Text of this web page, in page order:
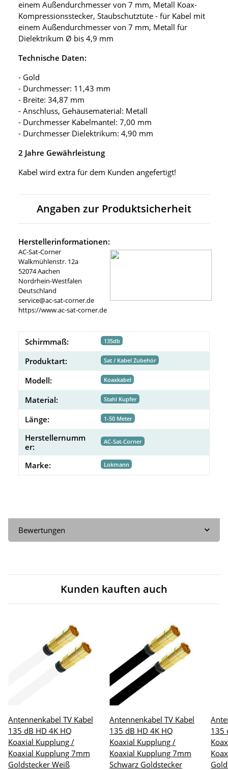
einem Außendurchmesser von 7 mm, Metall Koax-
Kompressionsstecker, Staubschutztüte - für Kabel mit
einem Außendurchmesser von 7 mm, Metall für
Dielektrikum Ø bis 4,9 mm
Technische Daten:
- Gold
- Durchmesser: 11,43 mm
- Breite: 34,87 mm
- Anschluss, Gehäusematerial: Metall
- Durchmesser Kabelmantel: 7,00 mm
- Durchmesser Dielektrikum: 4,90 mm
2 Jahre Gewährleistung
Kabel wird extra für dem Kunden angefertigt!
Angaben zur Produktsicherheit
Herstellerinformationen:
AC-Sat-Corner
Walkmühlenstr. 12a
52074 Aachen
Nordrhein-Westfalen
Deutschland
service@ac-sat-corner.de
https://www.ac-sat-corner.de
Schirmmaß: 135db
Produktart: Sat / Kabel Zubehör
Modell: Koaxkabel
Material: Stahl Kupfer
Länge: 1-50 Meter
Herstellernumm
er:
AC-Sat-Corner
Marke: Lokmann
Bewertungen
Kunden kauften auch
Antennenkabel TV Kabel
135 dB HD 4K HQ
Koaxial Kupplung /
Koaxial Kupplung 7mm
Goldstecker Weiß
Antennenkabel TV Kabel
135 dB HD 4K HQ
Koaxial Kupplung /
Koaxial Kupplung 7mm
Schwarz Goldstecker
135